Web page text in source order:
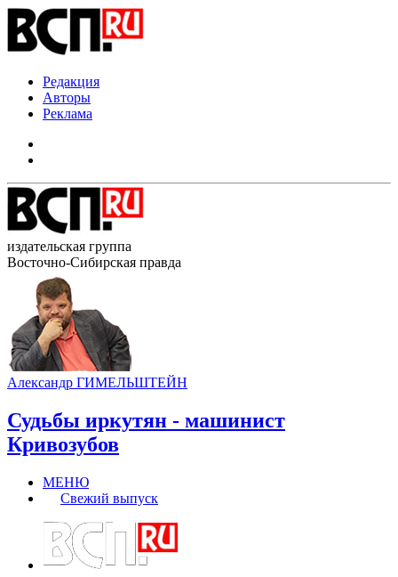
Редакция
Авторы
Реклама
издательская группа
Восточно-Сибирская правда
Александр ГИМЕЛЬШТЕЙН
Судьбы иркутян - машинист
Кривозубов
МЕНЮ
Свежий выпуск